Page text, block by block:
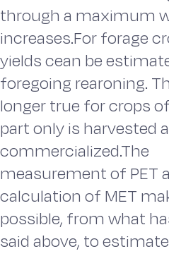
through a maximum
increases.For forage
yields cean be
foregoing rearoning.
longer true for crops
part only is harvested
commercialized.The
measurement of PET
calculation of MET
possible, from what
said above, to